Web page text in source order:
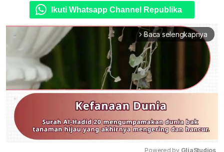
Ikuti Whatsapp Channel Republika
arrow_forward_ios Baca selengkapnya
Powered by GliaStudios